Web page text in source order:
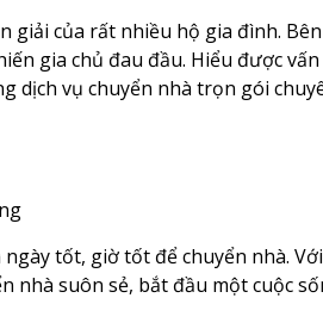
giải của rất nhiều hộ gia đình.
gia chủ đau đầu. Hiểu được
dịch vụ chuyển nhà trọn gói
tốt, giờ tốt để chuyển nhà.
nhà suôn sẻ, bắt đầu một cuộc